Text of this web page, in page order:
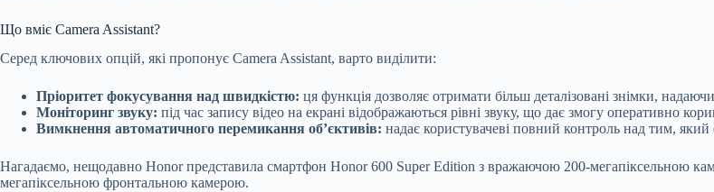
Що вміє Camera Assistant?
Серед ключових опцій, які пропонує Camera Assistant, варто виділити:
Пріоритет фокусування над швидкістю: ця функція дозволяє отримати більш деталізовані знімки,
Моніторинг звуку: під час запису відео на екрані відображаються рівні звуку, що дає змогу оперативно
Вимкнення автоматичного перемикання об’єктивів: надає користувачеві повний контроль над тим,
Нагадаємо, нещодавно Honor представила смартфон Honor 600 Super Edition з вражаючою 200-мегапіксельною
мегапіксельною фронтальною камерою.